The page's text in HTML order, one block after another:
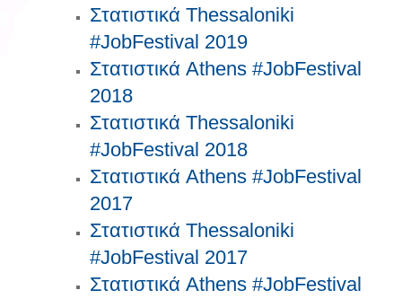
Στατιστικά Thessaloniki
#JobFestival 2019
Στατιστικά Athens #JobFestival
2018
Στατιστικά Thessaloniki
#JobFestival 2018
Στατιστικά Athens #JobFestival
2017
Στατιστικά Thessaloniki
#JobFestival 2017
Στατιστικά Athens #JobFestival